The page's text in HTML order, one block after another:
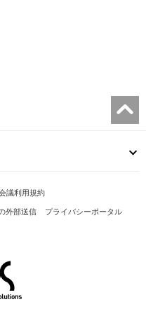
議利用規約
外部送信 プライバシーポータル